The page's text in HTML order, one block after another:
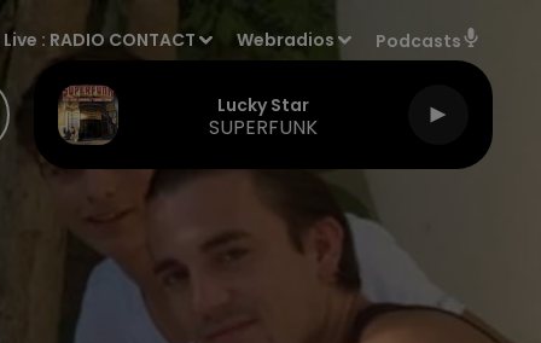
Live : RADIO CONTACT Webradios Podcasts
Lucky Star
SUPERFUNK